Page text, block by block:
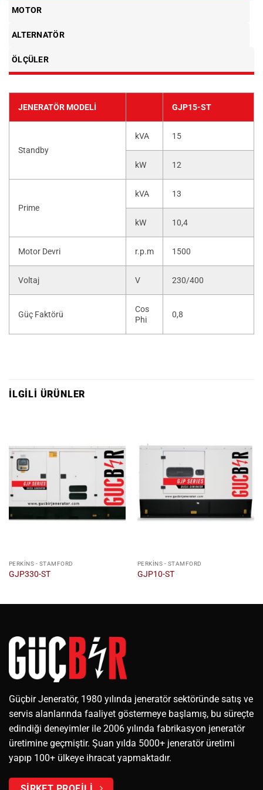
MOTOR
ALTERNATÖR
ÖLÇÜLER
JENERATÖR MODELI GJP15-ST
Standby
kVA 15
kW 12
Prime
kVA 13
kW 10,4
Motor Devri r.p.m 1500
Voltaj V 230/400
Güç Faktörü
Cos
Phi
0,8
İLGILI ÜRÜNLER
PERKINS - STAMFORD
GJP330-ST
PERKINS - STAMFORD
GJP10-ST
Güçbir Jeneratör, 1980 yılında jeneratör sektöründe satış ve
servis alanlarında faaliyet göstermeye başlamış, bu süreçte
edindiği deneyimler ile 2006 yılında fabrikasyon jeneratör
üretimine geçmiştir. Şuan yılda 5000+ jeneratör üretimi
yapıp 100+ ülkeye ihracat yapmaktadır.